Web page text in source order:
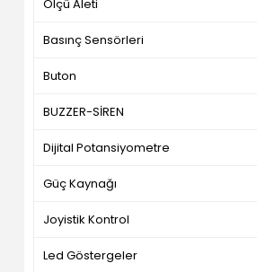
Ölçü Aleti
Basınç Sensörleri
Buton
BUZZER-SİREN
Dijital Potansiyometre
Güç Kaynağı
Joyistik Kontrol
Led Göstergeler